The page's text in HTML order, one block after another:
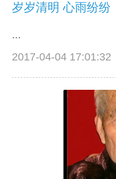
岁岁清明 心雨纷纷
...
2017-04-04 17:01:32